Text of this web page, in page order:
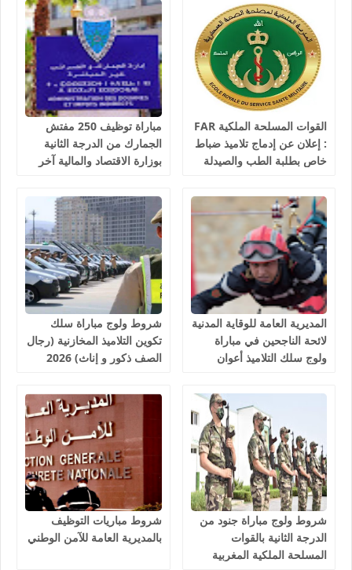
القوات المسلحة الملكية FAR
: إعلان عن إدماج تلاميذ ضباط
خاص بطلبة الطب والصيدلة
أجل هو 30 غشت 2026
مباراة توظيف 250 مفتش
الجمارك من الدرجة الثانية
بوزارة الاقتصاد والمالية آخر
المديرية العامة للوقاية المدنية
لائحة الناجحين في مباراة
ولوج سلك التلاميذ أعوان
شروط ولوج مباراة سلك
تكوين التلاميذ المخازنية (رجال
الصف ذكور و إناث) 2026
شروط ولوج مباراة جنود من
الدرجة الثانية بالقوات
المسلحة الملكية المغربية
شروط مباريات التوظيف
بالمديرية العامة للآمن الوطني